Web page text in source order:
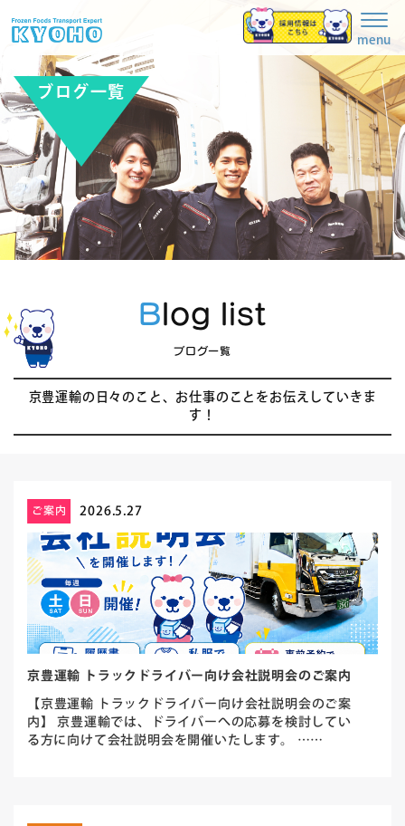
menu
ブログ一覧
Blog list
ブログ一覧
京豊運輸の日々のこと、お仕事のことをお伝えしていきま
す！
ご案内 2026.5.27
京豊運輸 トラックドライバー向け会社説明会のご案内
【京豊運輸 トラックドライバー向け会社説明会のご案
内】 京豊運輸では、ドライバーへの応募を検討してい
る方に向けて会社説明会を開催いたします。 ……